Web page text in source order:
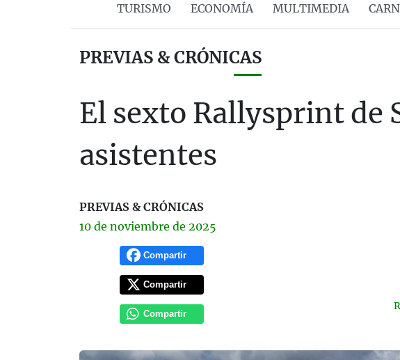
TURISMO ECONOMÍA MULTIMEDIA
PREVIAS & CRÓNICAS
El sexto Rallysprint de
asistentes
PREVIAS & CRÓNICAS
10 de noviembre de 2025
Compartir
Compartir
Compartir